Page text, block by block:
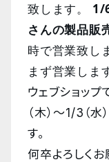
致します。 1/
さんの製品販
時で営業致し
まず営業しま
ウェブショッ
（木）〜1/3（
す。
何卒よろしくお